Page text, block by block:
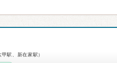
駅、新在家駅）